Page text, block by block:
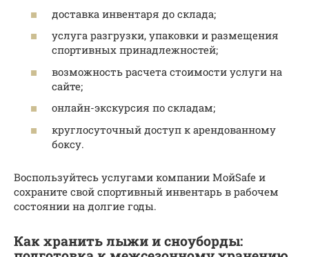
доставка инвентаря до склада;
услуга разгрузки, упаковки и размещения
спортивных принадлежностей;
возможность расчета стоимости услуги на
сайте;
онлайн-экскурсия по складам;
круглосуточный доступ к арендованному
боксу.
Воспользуйтесь услугами компании МойSafe и
сохраните свой спортивный инвентарь в рабочем
состоянии на долгие годы.
Как хранить лыжи и сноуборды: